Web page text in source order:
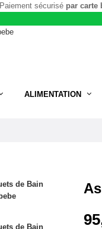
Paiement sécurisé par carte
ALIMENTATION